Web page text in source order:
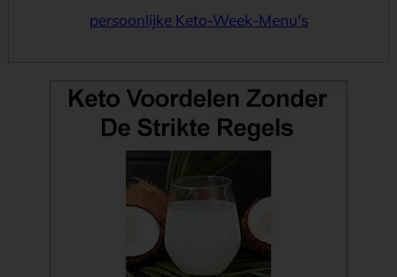
persoonlijke Keto-Week-Menu's